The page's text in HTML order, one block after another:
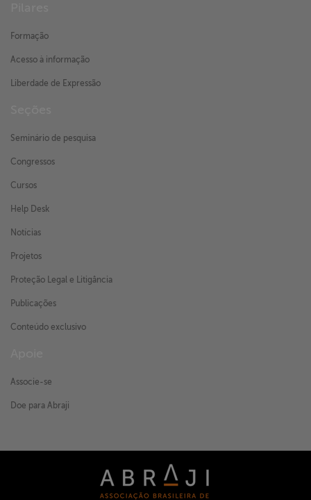
Formação
Acesso à informação
Liberdade de Expressão
Seminário de pesquisa
Congressos
Cursos
Help Desk
Notícias
Projetos
Proteção Legal e Litigância
Publicações
Conteúdo exclusivo
Associe-se
Doe para Abraji